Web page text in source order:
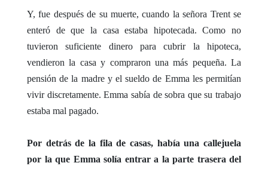
Y, fue después de su muerte, cuando la señora Trent se
enteró de que la casa estaba hipotecada. Como no
tuvieron suficiente dinero para cubrir la hipoteca,
vendieron la casa y compraron una más pequeña. La
pensión de la madre y el sueldo de Emma les permitían
vivir discretamente. Emma sabía de sobra que su trabajo
estaba mal pagado.
Por detrás de la fila de casas, había una callejuela
por la que Emma solía entrar a la parte trasera del